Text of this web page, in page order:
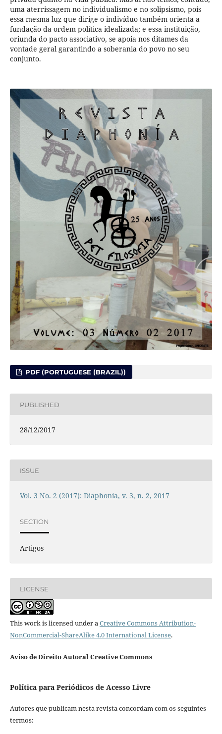
uma aterrissagem no individualismo e no solipsismo, pois
essa mesma luz que dirige o indivíduo também orienta a
fundação da ordem política idealizada; e essa instituição,
oriunda do pacto associativo, se apoia nos ditames da
vontade geral garantindo a soberania do povo no seu
conjunto.
PDF (PORTUGUESE (BRAZIL))
PUBLISHED
28/12/2017
ISSUE
Vol. 3 No. 2 (2017): Diaphonía, v. 3, n. 2, 2017
SECTION
Artigos
LICENSE
This work is licensed under aCreative Commons Attribution-
NonCommercial-ShareAlike 4.0 International License.
Aviso de Direito Autoral Creative Commons
Política para Periódicos de Acesso Livre
Autores que publicam nesta revista concordam com os seguintes
termos: